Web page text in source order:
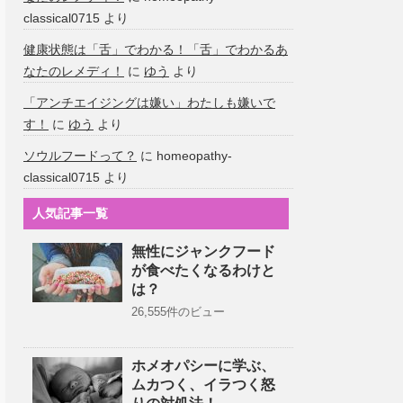
classical0715 より
健康状態は「舌」でわかる！「舌」でわかるあ
なたのレメディ！
に ゆう より
「アンチエイジングは嫌い」わたしも嫌いで
す！
に ゆう より
ソウルフードって？ に homeopathy-
classical0715 より
人気記事一覧
無性にジャンクフード
が食べたくなるわけと
は？
26,555件のビュー
ホメオパシーに学ぶ、
ムカつく、イラつく怒